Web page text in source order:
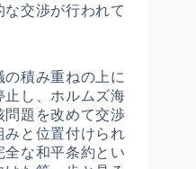
な交渉が行われて
積み重ねの上に
止し、ホルムズ海
問題を改めて交渉
みと位置付けられ
全な和平条約とい